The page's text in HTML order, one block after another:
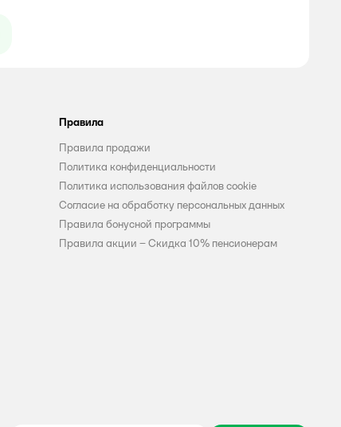
Правила
Правила продажи
Политика конфиденциальности
Политика использования файлов cookie
Согласие на обработку персональных данных
Правила бонусной программы
Правила акции – Скидка 10% пенсионерам